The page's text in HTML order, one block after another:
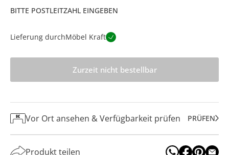
BITTE POSTLEITZAHL EINGEBEN
Lieferung durchMöbel Kraft
Zurzeit nicht bestellbar
Vor Ort ansehen & Verfügbarkeit prüfen PRÜFEN
Produkt teilen